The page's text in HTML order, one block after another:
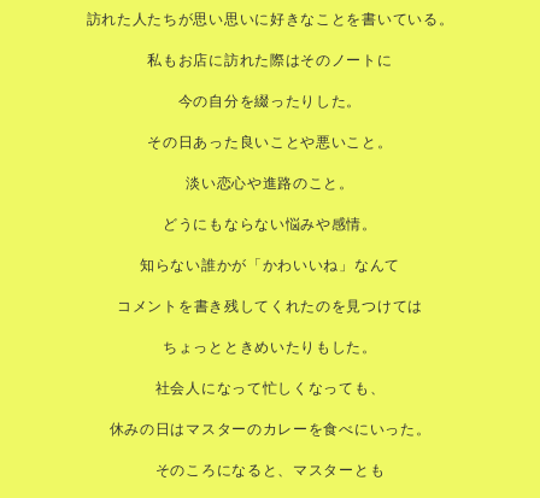
訪れた人たちが思い思いに好きなことを書いている。
私もお店に訪れた際はそのノートに
今の自分を綴ったりした。
その日あった良いことや悪いこと。
淡い恋心や進路のこと。
どうにもならない悩みや感情。
知らない誰かが「かわいいね」なんて
コメントを書き残してくれたのを見つけては
ちょっとときめいたりもした。
社会人になって忙しくなっても、
休みの日はマスターのカレーを食べにいった。
そのころになると、マスターとも